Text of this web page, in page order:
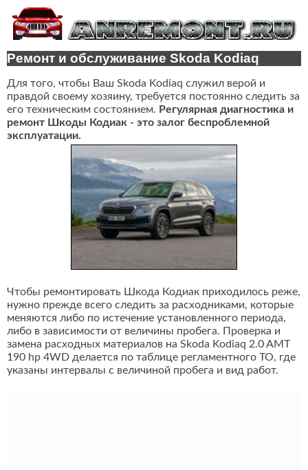
Ремонт и обслуживание Skoda Kodiaq
Для того, чтобы Ваш Skoda Kodiaq служил верой и
правдой своему хозяину, требуется постоянно следить за
его техническим состоянием. Регулярная диагностика и
ремонт Шкоды Кодиак - это залог беспроблемной
эксплуатации.
Чтобы ремонтировать Шкода Кодиак приходилось реже,
нужно прежде всего следить за расходниками, которые
меняются либо по истечение установленного периода,
либо в зависимости от величины пробега. Проверка и
замена расходных материалов на Skoda Kodiaq 2.0 AMT
190 hp 4WD делается по таблице регламентного ТО, где
указаны интервалы с величиной пробега и вид работ.